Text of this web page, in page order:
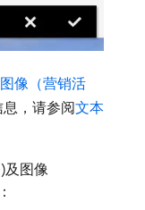
图像（营销活
，请参阅文本
及图像